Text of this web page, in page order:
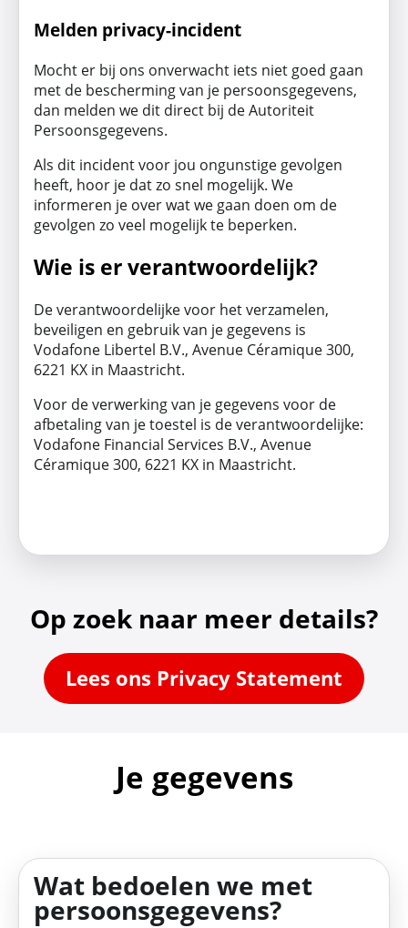
Melden privacy-incident
Mocht er bij ons onverwacht iets niet goed gaan
met de bescherming van je persoonsgegevens,
dan melden we dit direct bij de Autoriteit
Persoonsgegevens.
Als dit incident voor jou ongunstige gevolgen
heeft, hoor je dat zo snel mogelijk. We
informeren je over wat we gaan doen om de
gevolgen zo veel mogelijk te beperken.
Wie is er verantwoordelijk?
De verantwoordelijke voor het verzamelen,
beveiligen en gebruik van je gegevens is
Vodafone Libertel B.V., Avenue Céramique 300,
6221 KX in Maastricht.
Voor de verwerking van je gegevens voor de
afbetaling van je toestel is de verantwoordelijke:
Vodafone Financial Services B.V., Avenue
Céramique 300, 6221 KX in Maastricht.
Op zoek naar meer details?
Lees ons Privacy Statement
Je gegevens
Wat bedoelen we met
persoonsgegevens?